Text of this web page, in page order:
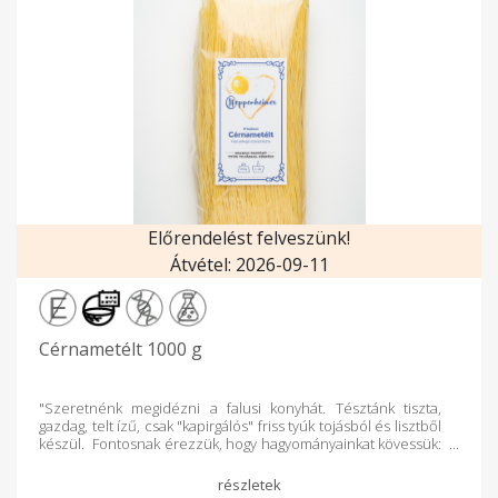
Előrendelést felveszünk!
Átvétel: 2026-09-11
Cérnametélt 1000 g
"Szeretnénk megidézni a falusi konyhát. Tésztánk tiszta,
gazdag, telt ízű, csak "kapirgálós" friss tyúk tojásból és lisztből
készül. Fontosnak érezzük, hogy hagyományainkat kövessük:
szeretettel." Tésztáinkról: A szabadtartású tyúkjaink